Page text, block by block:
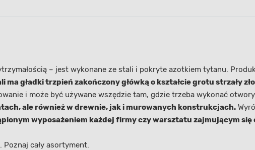
– jest wykonane ze stali i pokryte azotkiem tytanu.
gładki trzpień zakończony główką o kształcie grotu strzały
i może być używane wszędzie tam, gdzie trzeba wykonać
ale również w drewnie, jak i murowanych konstrukcjach.
wyposażeniem każdej firmy czy warsztatu zajmującym
Poznaj cały asortyment.